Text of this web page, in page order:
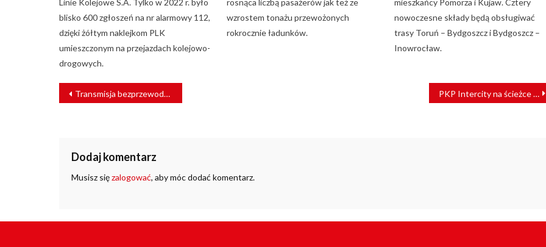
Linie Kolejowe S.A. Tylko w 2022 r. było
blisko 600 zgłoszeń na nr alarmowy 112,
dzięki żółtym naklejkom PLK
umieszczonym na przejazdach kolejowo-
drogowych.
rosnąca liczbą pasażerów jak też ze
wzrostem tonażu przewożonych
rokrocznie ładunków.
mieszkańcy Pomorza i Kujaw. Cztery
nowoczesne składy będą obsługiwać
trasy Toruń – Bydgoszcz i Bydgoszcz –
Inowrocław.
NAWIGACJA
WPISU
Transmisja bezprzewodowa komunikacji w Samoczynnej Sygnalizacji Przejazdowej (SSP) PKP Intercity na ścieżce rozwoju w 2018 roku
Dodaj komentarz
Musisz sięzalogować, aby móc dodać komentarz.